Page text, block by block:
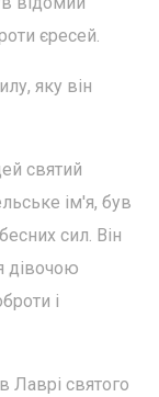
єресей.
яку він
святий
ім'я, був
сил. Він
дівочою
і
Лаврі святого